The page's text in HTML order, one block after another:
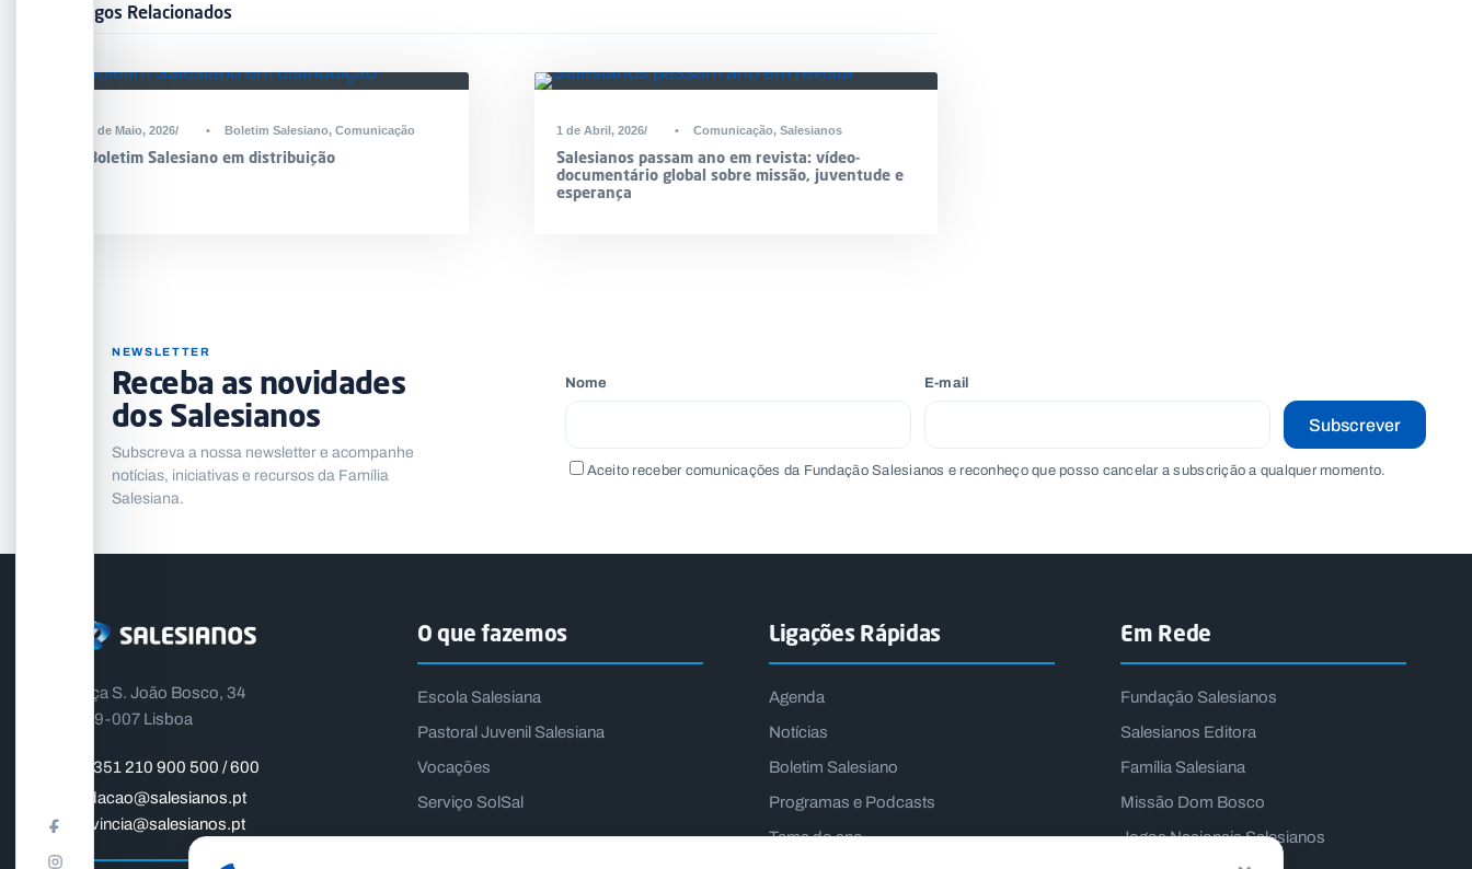
Artigos Relacionados
6 de Maio, 2026 • Boletim Salesiano, Comunicação
Boletim Salesiano em distribuição
1 de Abril, 2026 • Comunicação, Salesianos
Salesianos passam ano em revista: vídeo-
documentário global sobre missão, juventude e
esperança
NEWSLETTER
Receba as novidades
dos Salesianos
Subscreva a nossa newsletter e acompanhe
notícias, iniciativas e recursos da Família
Salesiana.
Nome E-mail
Aceito receber comunicações da Fundação Salesianos e reconheço que posso cancelar a subscrição a qualquer momento.
Subscrever
Praça S. João Bosco, 34
1399-007 Lisboa
+351 210 900 500 / 600
fundacao@salesianos.pt
provincia@salesianos.pt
O que fazemos
Escola Salesiana
Pastoral Juvenil Salesiana
Vocações
Serviço SolSal
Ligações Rápidas
Agenda
Notícias
Boletim Salesiano
Programas e Podcasts
Tema do ano
Em Rede
Fundação Salesianos
Salesianos Editora
Família Salesiana
Missão Dom Bosco
Jogos Nacionais Salesianos